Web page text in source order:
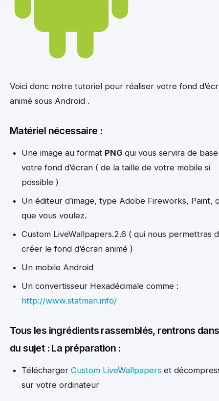
Voici donc notre tutoriel pour réaliser votre fond
animé sous Android .
Matériel nécessaire :
Une image au format PNG qui vous servira de
votre fond d’écran ( de la taille de votre mobile si
possible )
Un éditeur d’image, type Adobe Fireworks, Paint,
que vous voulez.
Custom LiveWallpapers.2.6 ( qui nous permettras
créer le fond d’écran animé )
Un mobile Android
Un convertisseur Hexadécimale comme :
http://www.statman.info/
Tous les ingrédients rassemblés, rentrons
du sujet : La préparation :
Télécharger Custom LiveWallpapers et
sur votre ordinateur